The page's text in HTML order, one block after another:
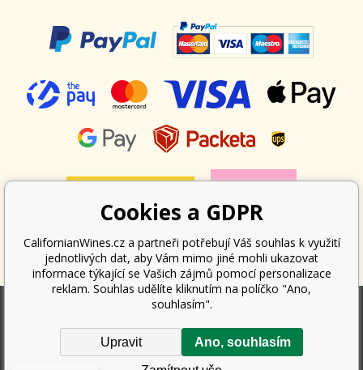
Podle zákona o evidenci tržeb je prodávající povinen vystavit kupujícímu
účtenku. Zároveň je povinen zaevidovat přijatou tržbu u správce daně
online; v případě technického výpadku pak nejpozději do 48 hodin.
Cookies a GDPR
CalifornianWines.cz a partneři potřebují Váš souhlas k využití
jednotlivých dat, aby Vám mimo jiné mohli ukazovat
informace týkající se Vašich zájmů pomocí personalizace
reklam. Souhlas udělíte kliknutím na políčko "Ano,
souhlasím".
Ano, souhlasím
Upravit